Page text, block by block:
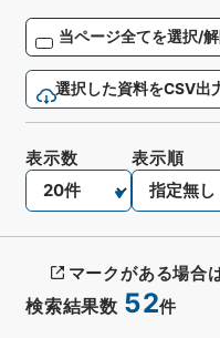
当ページ全てを選択/
選択した資料をCSV出
検索結果数 52件
表示数 表示順
マークがある場合